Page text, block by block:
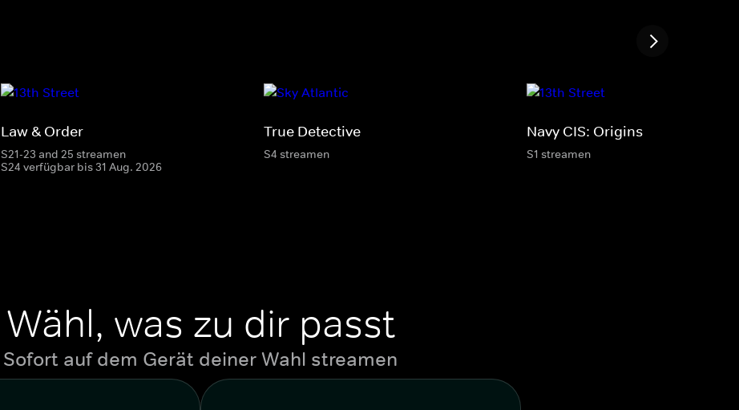
Law & Order
S21-23 and 25 streamen
S24 verfügbar bis 31 Aug. 2026
True Detective
S4 streamen
Navy CIS: Origins
S1 streamen
Wähl, was zu dir passt
Sofort auf dem Gerät deiner Wahl streamen